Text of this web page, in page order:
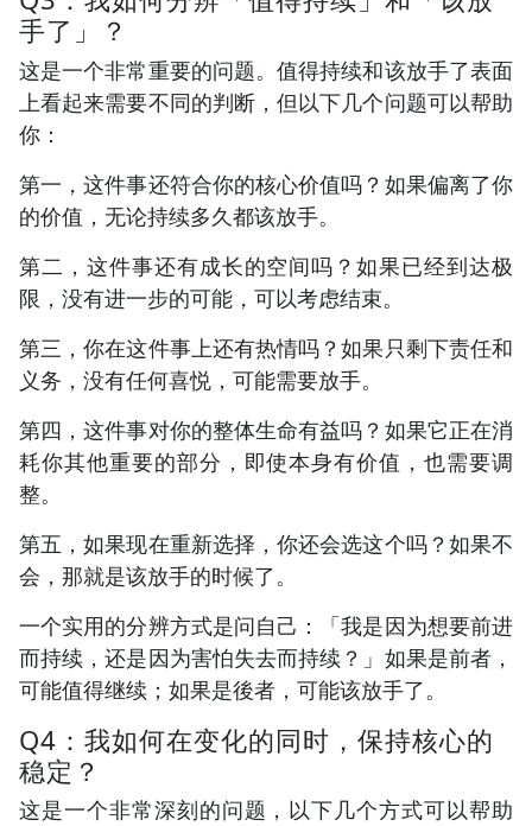
手了」？
这是一个非常重要的问题。值得持续和该放手了表面
上看起来需要不同的判断，但以下几个问题可以帮助
你：
第一，这件事还符合你的核心价值吗？如果偏离了你
的价值，无论持续多久都该放手。
第二，这件事还有成长的空间吗？如果已经到达极
限，没有进一步的可能，可以考虑结束。
第三，你在这件事上还有热情吗？如果只剩下责任和
义务，没有任何喜悦，可能需要放手。
第四，这件事对你的整体生命有益吗？如果它正在消
耗你其他重要的部分，即使本身有价值，也需要调
整。
第五，如果现在重新选择，你还会选这个吗？如果不
会，那就是该放手的时候了。
一个实用的分辨方式是问自己：「我是因为想要前进
而持续，还是因为害怕失去而持续？」如果是前者，
可能值得继续；如果是後者，可能该放手了。
Q4：我如何在变化的同时，保持核心的
稳定？
这是一个非常深刻的问题，以下几个方式可以帮助